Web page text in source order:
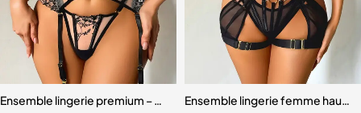
Ensemble lingerie premium – Dentelle fine, maille légère et effet
Ensemble lingerie femme haut